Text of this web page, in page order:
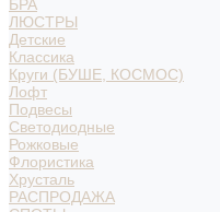
БРА
ЛЮСТРЫ
Детские
Классика
Круги (БУШЕ, КОСМОС)
Лофт
Подвесы
Светодиодные
Рожковые
Флористика
Хрусталь
РАСПРОДАЖА